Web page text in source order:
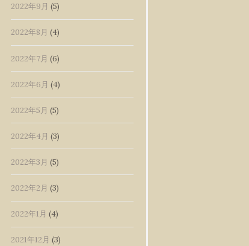
2022年9月 (5)
2022年8月 (4)
2022年7月 (6)
2022年6月 (4)
2022年5月 (5)
2022年4月 (3)
2022年3月 (5)
2022年2月 (3)
2022年1月 (4)
2021年12月 (3)